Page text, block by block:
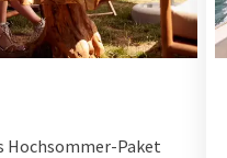
Paket